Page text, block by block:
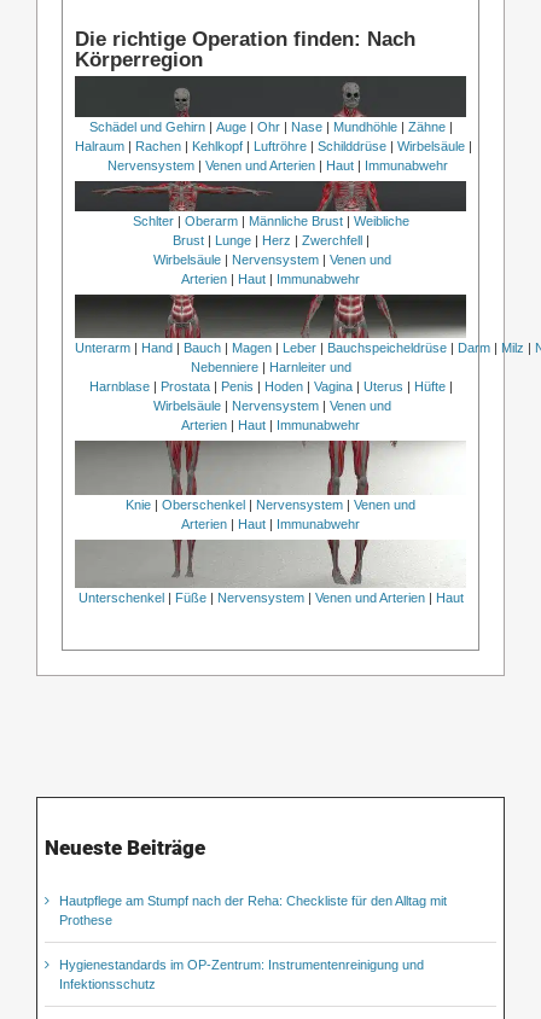
Die richtige Operation finden: Nach
Körperregion
Schädel und Gehirn| Auge| Ohr| Nase| Mundhöhle| Zähne|
Halraum | Rachen | Kehlkopf | Luftröhre | Schilddrüse | Wirbelsäule |
Nervensystem | Venen und Arterien | Haut | Immunabwehr
Schlter| Oberarm| Männliche Brust| Weibliche
Brust| Lunge| Herz | Zwerchfell|
Wirbelsäule | Nervensystem | Venen und
Arterien | Haut | Immunabwehr
Unterarm Hand Bauch Magen Leber Bauchspeicheldrüse Darm Milz
Nebenniere|
Harnleiter und
Harnblase| Prostata| Penis Hoden| Vagina| Uterus Hüfte|
Wirbelsäule
Nervensystem
Venen und
Arterien
Haut Immunabwehr
Knie | Oberschenkel | Nervensystem | Venen und
Arterien | Haut | Immunabwehr
Unterschenkel| Füße| Nervensystem| Venen und Arterien| Haut
Neueste Beiträge
Hautpflege am Stumpf nach der Reha: Checkliste für den Alltag mit
Prothese
Hygienestandards im OP-Zentrum: Instrumentenreinigung und
Infektionsschutz